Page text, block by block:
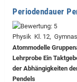
Periodendauer
Physik Kl. 12,
Atommodelle
Lehrprobe Ein
der Abhängigkeiten
Pendels